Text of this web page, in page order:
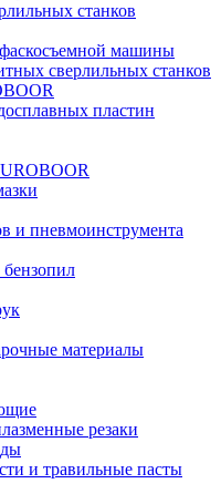
станков
машины
сверлильных станков
пластин
и пневмоинструмента
материалы
резаки
и травильные пасты